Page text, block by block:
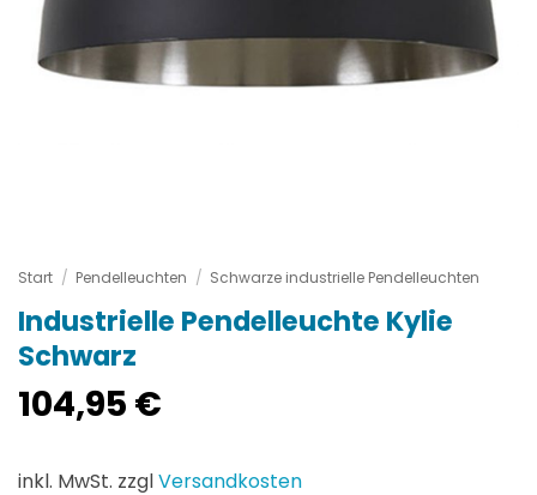
Start / Pendelleuchten / Schwarze industrielle Pendelleuchten
Industrielle Pendelleuchte Kylie
Schwarz
104,95 €
inkl. MwSt. zzglVersandkosten